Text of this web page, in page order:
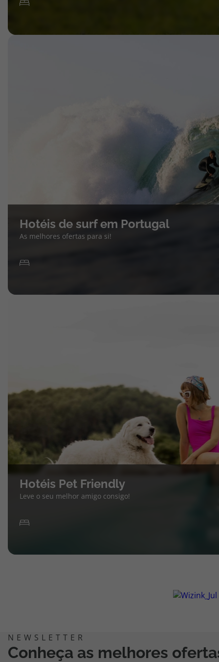
Hotéis de surf em Portugal
As melhores ofertas para si!
Hotéis Pet Friendly
Leve o seu melhor amigo consigo!
Conheça as melhores